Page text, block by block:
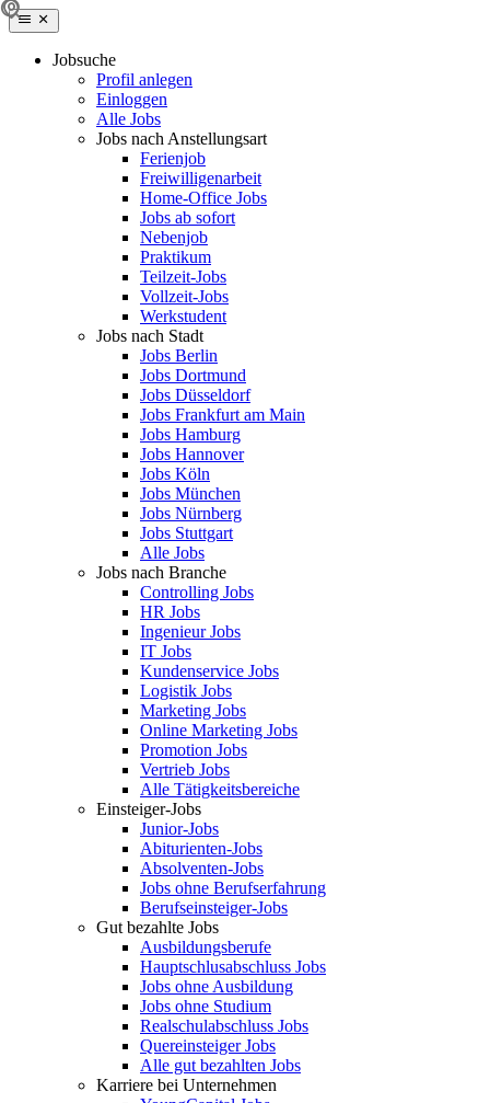
Jobsuche
Profil anlegen
Einloggen
Alle Jobs
Jobs nach Anstellungsart
Ferienjob
Freiwilligenarbeit
Home-Office Jobs
Jobs ab sofort
Nebenjob
Praktikum
Teilzeit-Jobs
Vollzeit-Jobs
Werkstudent
Jobs nach Stadt
Jobs Berlin
Jobs Dortmund
Jobs Düsseldorf
Jobs Frankfurt am Main
Jobs Hamburg
Jobs Hannover
Jobs Köln
Jobs München
Jobs Nürnberg
Jobs Stuttgart
Alle Jobs
Jobs nach Branche
Controlling Jobs
HR Jobs
Ingenieur Jobs
IT Jobs
Kundenservice Jobs
Logistik Jobs
Marketing Jobs
Online Marketing Jobs
Promotion Jobs
Vertrieb Jobs
Alle Tätigkeitsbereiche
Einsteiger-Jobs
Junior-Jobs
Abiturienten-Jobs
Absolventen-Jobs
Jobs ohne Berufserfahrung
Berufseinsteiger-Jobs
Gut bezahlte Jobs
Ausbildungsberufe
Hauptschlusabschluss Jobs
Jobs ohne Ausbildung
Jobs ohne Studium
Realschulabschluss Jobs
Quereinsteiger Jobs
Alle gut bezahlten Jobs
Karriere bei Unternehmen